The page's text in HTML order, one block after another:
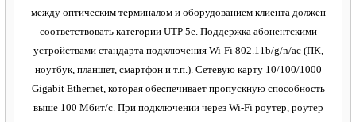
между оптическим терминалом и оборудованием клиента должен
соответствовать категории UTP 5e. Поддержка абонентскими
устройствами стандарта подключения Wi-Fi 802.11b/g/n/ac (ПК,
ноутбук, планшет, смартфон и т.п.). Сетевую карту 10/100/1000
Gigabit Ethernet, которая обеспечивает пропускную способность
выше 100 Мбит/с. При подключении через Wi-Fi роутер, роутер